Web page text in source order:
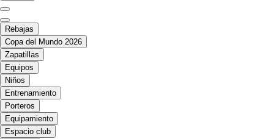
Rebajas
Copa del Mundo 2026
Zapatillas
Equipos
Niños
Entrenamiento
Porteros
Equipamiento
Espacio club